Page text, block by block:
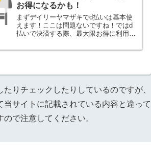
お得になるかも！
まずデイリーヤマザキでd払いは基本使
えます！ここは問題ないですね！ではd
払いで決済する際、最大限お得に利用さ
ばデイリーヤマザキでかなりお得になり
りチェックしたりしているのですが、
当サイトに記載されている内容と違って
で注意してください。